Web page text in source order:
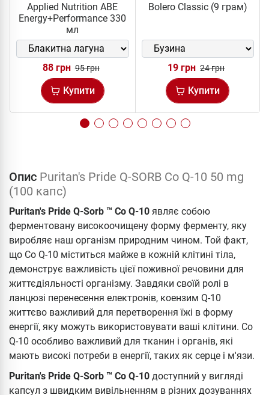
Applied Nutrition ABE
Energy+Performance 330
мл
88 грн 95 грн
Купити
Bolero Classic (9 грам)
19 грн 24 грн
Купити
Опис Puritan's Pride Q-SORB Co Q-10 50 mg
(100 капс)
Puritan's Pride Q-Sorb ™ Co Q-10 являє собою
ферментовану високоочищену форму ферменту, яку
виробляє наш організм природним чином. Той факт,
що Co Q-10 міститься майже в кожній клітині тіла,
демонструє важливість цієї поживної речовини для
життєдіяльності організму. Завдяки своїй ролі в
ланцюзі перенесення електронів, коензим Q-10
життєво важливий для перетворення їжі в форму
енергії, яку можуть використовувати ваші клітини. Co
Q-10 особливо важливий для тканин і органів, які
мають високі потреби в енергії, таких як серце і м'язи.
Puritan's Pride Q-Sorb ™ Co Q-10 доступний у вигляді
капсул з швидким вивільненням в різних дозуваннях